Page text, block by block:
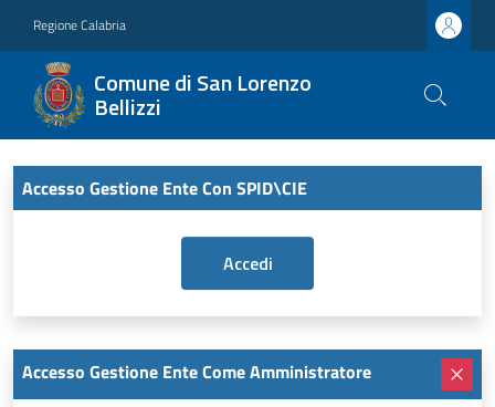
Regione Calabria
Comune di San Lorenzo
Bellizzi
Accesso Gestione Ente Con SPID\CIE
Accesso Gestione Ente Come Amministratore